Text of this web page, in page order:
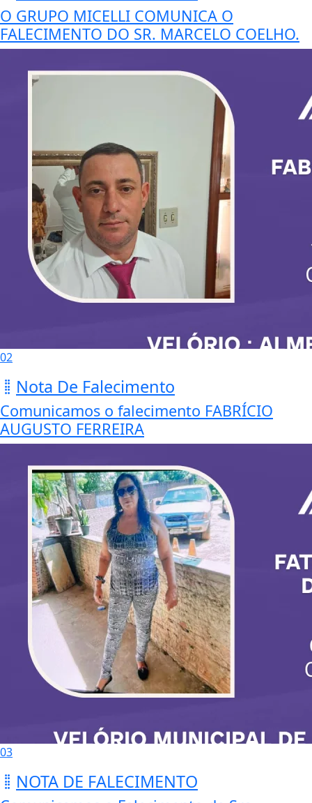
O GRUPO MICELLI COMUNICA O
FALECIMENTO DO SR. MARCELO COELHO.
02
Nota De Falecimento
Comunicamos o falecimento FABRÍCIO
AUGUSTO FERREIRA
03
NOTA DE FALECIMENTO